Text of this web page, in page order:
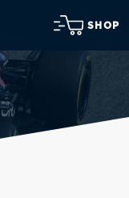
SHOP